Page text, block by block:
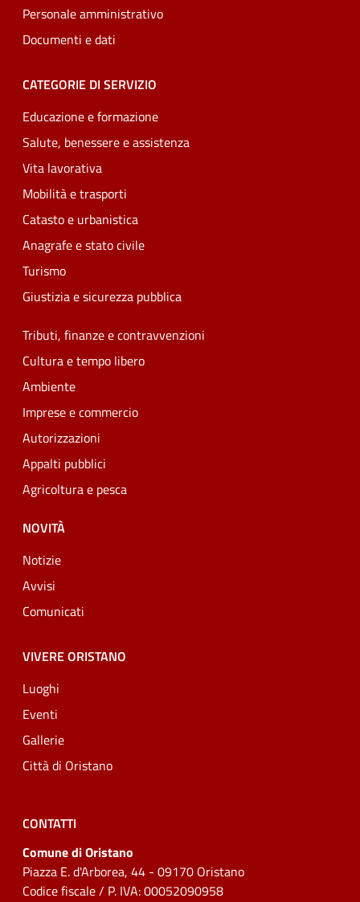
Personale amministrativo
Documenti e dati
CATEGORIE DI SERVIZIO
Educazione e formazione
Salute, benessere e assistenza
Vita lavorativa
Mobilità e trasporti
Catasto e urbanistica
Anagrafe e stato civile
Turismo
Giustizia e sicurezza pubblica
Tributi, finanze e contravvenzioni
Cultura e tempo libero
Ambiente
Imprese e commercio
Autorizzazioni
Appalti pubblici
Agricoltura e pesca
NOVITÀ
Notizie
Avvisi
Comunicati
VIVERE ORISTANO
Luoghi
Eventi
Gallerie
Città di Oristano
CONTATTI
Comune di Oristano
Piazza E. d'Arborea, 44 - 09170 Oristano
Codice fiscale / P. IVA: 00052090958